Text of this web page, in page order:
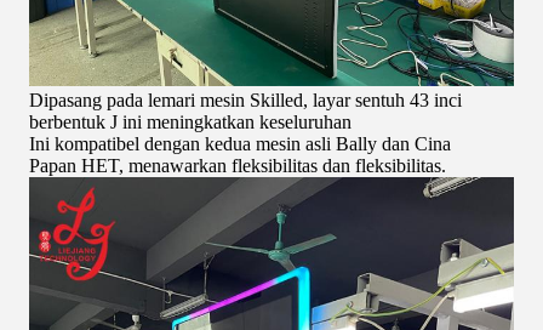
Dipasang pada lemari mesin Skilled, layar sentuh 43 inci
berbentuk J ini meningkatkan keseluruhan
Ini kompatibel dengan kedua mesin asli Bally dan Cina
Papan HET, menawarkan fleksibilitas dan fleksibilitas.